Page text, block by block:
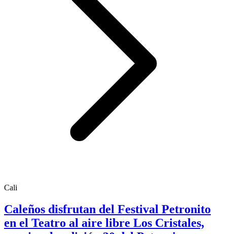
Cali
Caleños disfrutan del Festival Petronito
en el Teatro al aire libre Los Cristales,